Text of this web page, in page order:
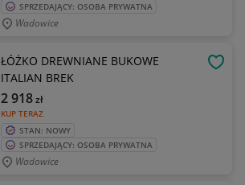
SPRZEDAJĄCY: OSOBA PRYWATNA
Wadowice
ŁÓŻKO DREWNIANE BUKOWE
ITALIAN BREK
KUP TERAZ
2 918zł
STAN: NOWY
SPRZEDAJĄCY: OSOBA PRYWATNA
Wadowice